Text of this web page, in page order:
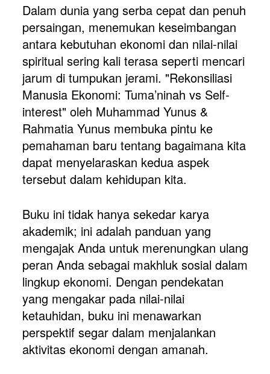
Dalam dunia yang serba cepat dan penuh
persaingan, menemukan keseimbangan
antara kebutuhan ekonomi dan nilai-nilai
spiritual sering kali terasa seperti mencari
jarum di tumpukan jerami. "Rekonsiliasi
Manusia Ekonomi: Tuma’ninah vs Self-
interest" oleh Muhammad Yunus &
Rahmatia Yunus membuka pintu ke
pemahaman baru tentang bagaimana kita
dapat menyelaraskan kedua aspek
tersebut dalam kehidupan kita.
Buku ini tidak hanya sekedar karya
akademik; ini adalah panduan yang
mengajak Anda untuk merenungkan ulang
peran Anda sebagai makhluk sosial dalam
lingkup ekonomi. Dengan pendekatan
yang mengakar pada nilai-nilai
ketauhidan, buku ini menawarkan
perspektif segar dalam menjalankan
aktivitas ekonomi dengan amanah.